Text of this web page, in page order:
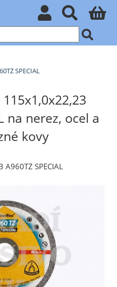
SPECIAL
na nerez, ocel a
kovy
SPECIAL